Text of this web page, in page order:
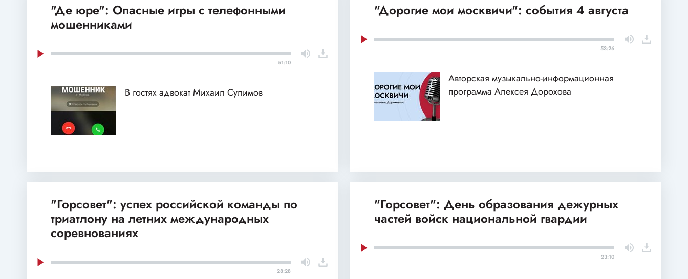
"Де юре": Опасные игры с телефонными
мошенниками
51:10
В гостях адвокат Михаил Сулимов
"Дорогие мои москвичи": события 4 августа
53:26
Авторская музыкально-информационная
программа Алексея Дорохова
"Горсовет": успех российской команды по
триатлону на летних международных
соревнованиях
28:28
"Горсовет": День образования дежурных
частей войск национальной гвардии
23:10